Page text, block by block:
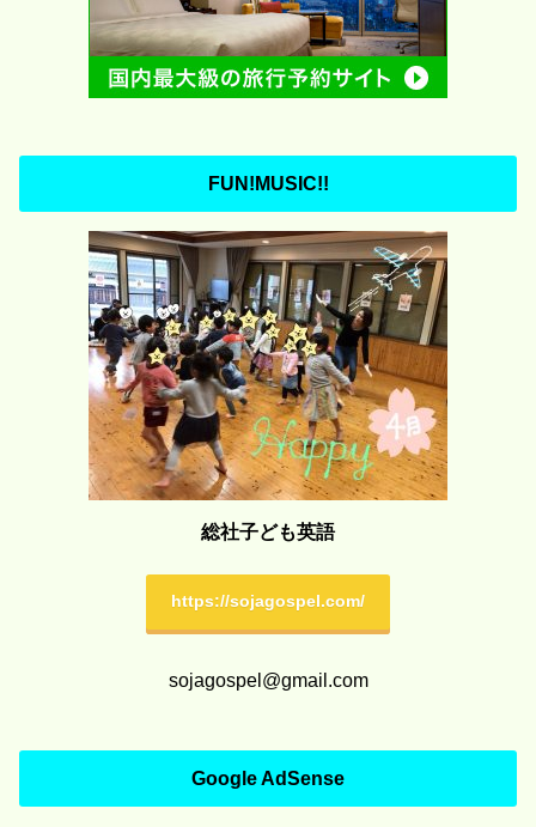
FUN!MUSIC!!
総社子ども英語
https://sojagospel.com/
sojagospel@gmail.com
Google AdSense